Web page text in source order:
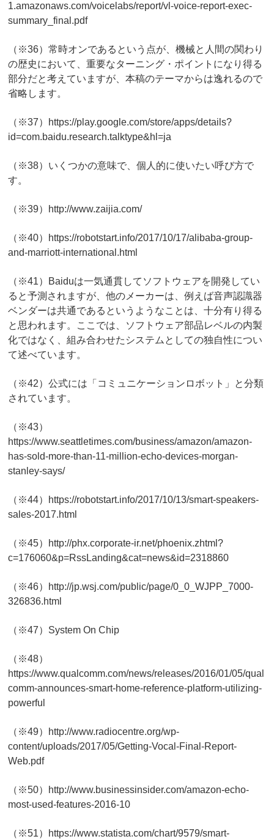
1.amazonaws.com/voicelabs/report/vl-voice-report-exec-
summary_final.pdf
（※36）常時オンであるという点が、機械と人間の関わり
の歴史において、重要なターニング・ポイントになり得る
部分だと考えていますが、本稿のテーマからは逸れるので
省略します。
（※37）https://play.google.com/store/apps/details?
id=com.baidu.research.talktype&hl=ja
（※38）いくつかの意味で、個人的に使いたい呼び方で
す。
（※39）http://www.zaijia.com/
（※40）https://robotstart.info/2017/10/17/alibaba-group-
and-marriott-international.html
（※41）Baiduは一気通貫してソフトウェアを開発してい
ると予測されますが、他のメーカーは、例えば音声認識器
ベンダーは共通であるというようなことは、十分有り得る
と思われます。ここでは、ソフトウェア部品レベルの内製
化ではなく、組み合わせたシステムとしての独自性につい
て述べています。
（※42）公式には「コミュニケーションロボット」と分類
されています。
（※43）
https://www.seattletimes.com/business/amazon/amazon-
has-sold-more-than-11-million-echo-devices-morgan-
stanley-says/
（※44）https://robotstart.info/2017/10/13/smart-speakers-
sales-2017.html
（※45）http://phx.corporate-ir.net/phoenix.zhtml?
c=176060&p=RssLanding&cat=news&id=2318860
（※46）http://jp.wsj.com/public/page/0_0_WJPP_7000-
326836.html
（※47）System On Chip
（※48）
https://www.qualcomm.com/news/releases/2016/01/05/qual
comm-announces-smart-home-reference-platform-utilizing-
powerful
（※49）http://www.radiocentre.org/wp-
content/uploads/2017/05/Getting-Vocal-Final-Report-
Web.pdf
（※50）http://www.businessinsider.com/amazon-echo-
most-used-features-2016-10
（※51）https://www.statista.com/chart/9579/smart-